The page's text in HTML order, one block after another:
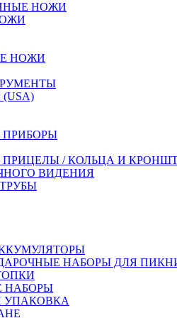
НОЖИ
НОЖИ
(USA)
ПРИБОРЫ
ПРИЦЕЛЫ / КОЛЬЦА И
ВИДЕНИЯ
НАБОРЫ ДЛЯ
НАБОРЫ
УПАКОВКА